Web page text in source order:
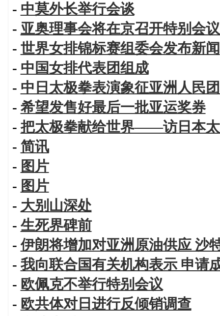
- 中莫外长举行会谈
- 亚奥理事会将在京召开特别会
- 世界女排锦标赛组委会发布新闻
- 中国女排代表团组成
- 中日太极拳表演象征亚洲人民
- 希望发售好最后一批亚运奖券
-把太极拳献给世界——访日本
- 简讯
- 图片
- 图片
- 大别山深处
-生死界碑前
-伊朗将增加对亚洲原油供应 沙
- 我向联合国有关机构表示 申请
- 欧佩克不举行特别会议
- 欧共体对日进行反倾销调查